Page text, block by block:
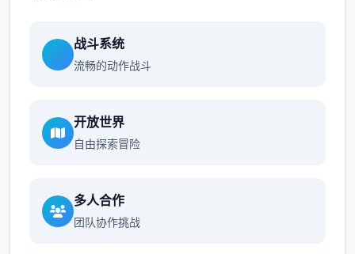
战斗系统
流畅的动作战斗
开放世界
自由探索冒险
多人合作
团队协作挑战